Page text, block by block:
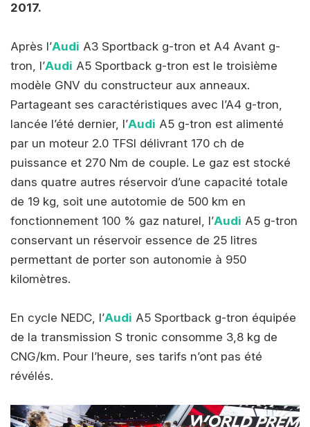
2017.
Après l’Audi A3 Sportback g-tron et A4 Avant g-
tron, l’Audi A5 Sportback g-tron est le troisième
modèle GNV du constructeur aux anneaux.
Partageant ses caractéristiques avec l’A4 g-tron,
lancée l’été dernier, l’Audi A5 g-tron est alimenté
par un moteur 2.0 TFSI délivrant 170 ch de
puissance et 270 Nm de couple. Le gaz est stocké
dans quatre autres réservoir d’une capacité totale
de 19 kg, soit une autotomie de 500 km en
fonctionnement 100 % gaz naturel, l’Audi A5 g-tron
conservant un réservoir essence de 25 litres
permettant de porter son autonomie à 950
kilomètres.
En cycle NEDC, l’Audi A5 Sportback g-tron équipée
de la transmission S tronic consomme 3,8 kg de
CNG/km. Pour l’heure, ses tarifs n’ont pas été
révélés.